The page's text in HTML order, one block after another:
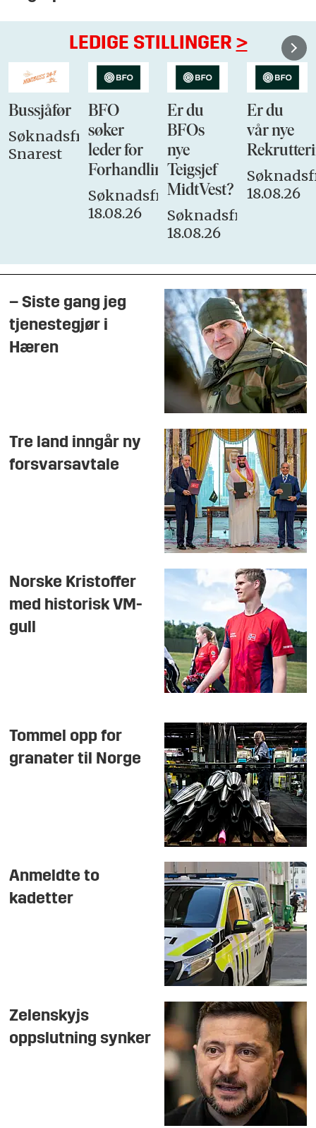
LEDIGE STILLINGER >
Bussjåfør
Søknadsfrist:
Snarest
BFO
søker
leder for
Forhandlingsutvalget
Søknadsfrist:
18.08.26
Er du
BFOs
nye
Teigsjef
MidtVest?
Søknadsfrist:
18.08.26
Er du
vår nye
18.08.26
– Siste gang jeg
tjenestegjør i
Hæren
Tre land inngår ny
forsvarsavtale
Norske Kristoffer
med historisk VM-
gull
Tommel opp for
granater til Norge
Anmeldte to
kadetter
Zelenskyjs
oppslutning synker